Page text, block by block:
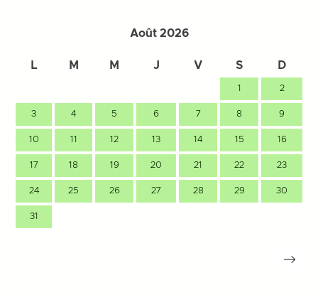
Août 2026
L M M J V S D
1 2
3 4 5 6 7 8 9
10 11 12 13 14 15 16
17 18 19 20 21 22 23
24 25 26 27 28 29 30
31